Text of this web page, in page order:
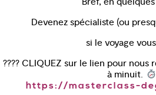
Devenez spécialiste (ou
si le voyage
???? CLIQUEZ sur le lien pour nous
à minuit.
https://masterclass-